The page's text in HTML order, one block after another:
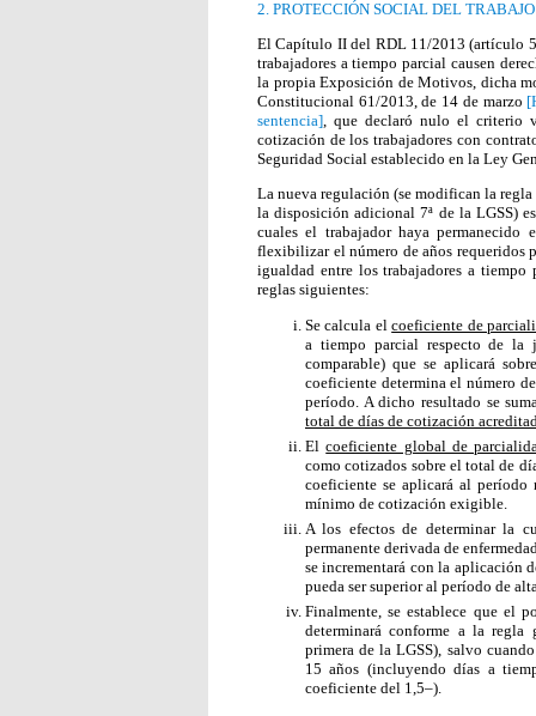
2. PROTECCIÓN SOCIAL DEL
El Capítulo II del RDL 11/2013 (artículo
trabajadores a tiempo parcial causen
la propia Exposición de Motivos, dicha
Constitucional 61/2013, de 14 de marzo
sentencia] , que declaró nulo el criterio
cotización de los trabajadores con
Seguridad Social establecido en la Ley
La nueva regulación (se modifican la
la disposición adicional 7ª de la LGSS)
cuales el trabajador haya
flexibilizar el número de años requeridos
igualdad entre los trabajadores a
reglas siguientes:
Se calcula elcoeficiente de
a tiempo parcial respecto de la
comparable) que se aplicará
coeficiente determina el número
período. A dicho resultado se
total de días de cotización
Elcoeficiente global de
como cotizados sobre el total de
coeficiente se aplicará al período
mínimo de cotización exigible.
A los efectos de determinar la
permanente derivada de
se incrementará con la aplicación
pueda ser superior al período de
Finalmente, se establece que el
determinará conforme a la
primera de la LGSS), salvo
15 años (incluyendo días a
coeficiente del 1,5–).